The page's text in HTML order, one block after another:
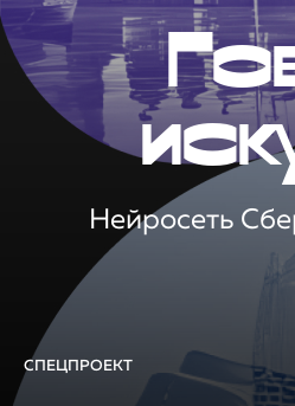
СПЕЦПРОЕКТ
Нейросеть